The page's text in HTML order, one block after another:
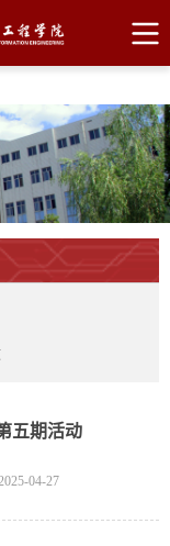
集团
五期活动
04-27